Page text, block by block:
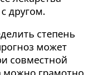
другом.
степень
может
совместной